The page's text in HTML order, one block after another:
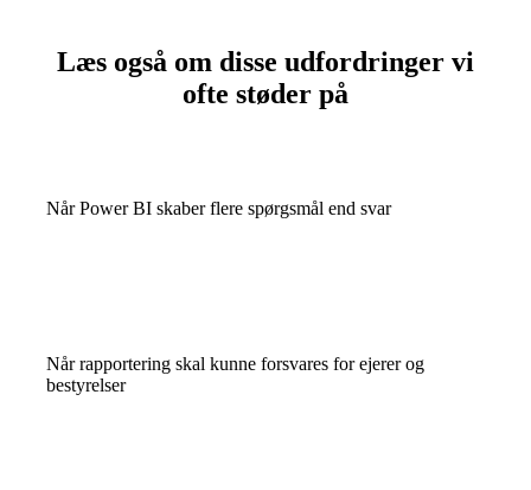
Læs også om disse udfordringer vi
ofte støder på
Når Power BI skaber flere spørgsmål end svar
Når rapportering skal kunne forsvares for ejerer og
bestyrelser